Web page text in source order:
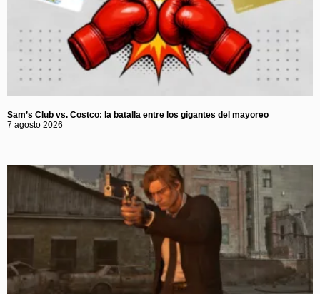
Sam’s Club vs. Costco: la batalla entre los gigantes del mayoreo
7 agosto 2026